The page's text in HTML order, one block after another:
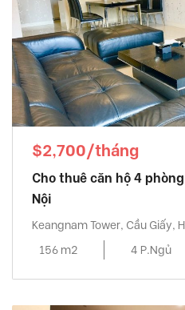
$2,700/tháng
Cho thuê căn hộ 4
Nội
Keangnam Tower, Cầu Giấy,
156 m2
4 P.Ngủ